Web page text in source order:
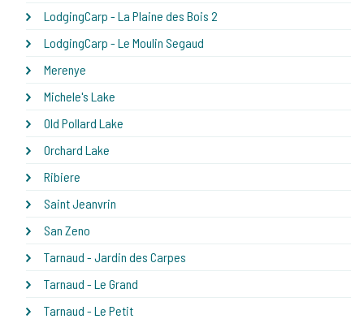
LodgingCarp - La Plaine des Bois 2
LodgingCarp - Le Moulin Segaud
Merenye
Michele's Lake
Old Pollard Lake
Orchard Lake
Ribiere
Saint Jeanvrin
San Zeno
Tarnaud - Jardin des Carpes
Tarnaud - Le Grand
Tarnaud - Le Petit